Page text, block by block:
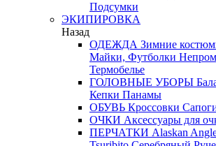
Подсумки
ЭКИПИРОВКА
Назад
ОДЕЖДА Зимние
Майки, Футболки
Термобелье
ГОЛОВНЫЕ УБОРЫ
Кепки Панамы
ОБУВЬ Кроссовки
ОЧКИ Аксессуары для
ПЕРЧАТКИ Alaskan